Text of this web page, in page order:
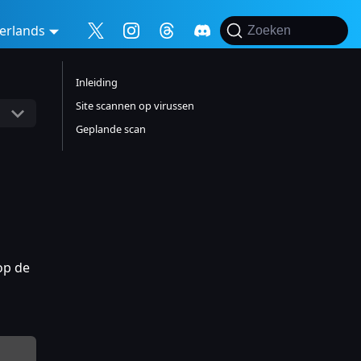
Zoeken
de
Inleiding
Site scannen op virussen
Geplande scan